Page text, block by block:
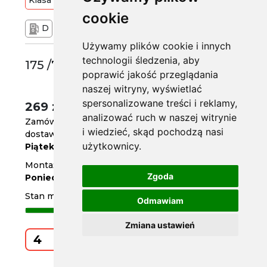
cookie
Używamy plików cookie i innych
technologii śledzenia, aby
poprawić jakość przeglądania
naszej witryny, wyświetlać
spersonalizowane treści i reklamy,
analizować ruch w naszej witrynie
i wiedzieć, skąd pochodzą nasi
użytkownicy.
Zgoda
Odmawiam
Zmiana ustawień
D
175 /70 R14
269 zł
Zamów do
godz. 14
dostawa już jutro
Piątek
Montaż w serwisie za 4 dni
Poniedziałek
Stan magazynowy